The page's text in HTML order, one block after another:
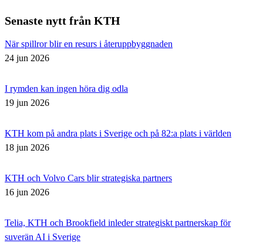
Senaste nytt från KTH
När spillror blir en resurs i återuppbyggnaden
24 jun 2026
I rymden kan ingen höra dig odla
19 jun 2026
KTH kom på andra plats i Sverige och på 82:a plats i världen
18 jun 2026
KTH och Volvo Cars blir strategiska partners
16 jun 2026
Telia, KTH och Brookfield inleder strategiskt partnerskap för
suverän AI i Sverige